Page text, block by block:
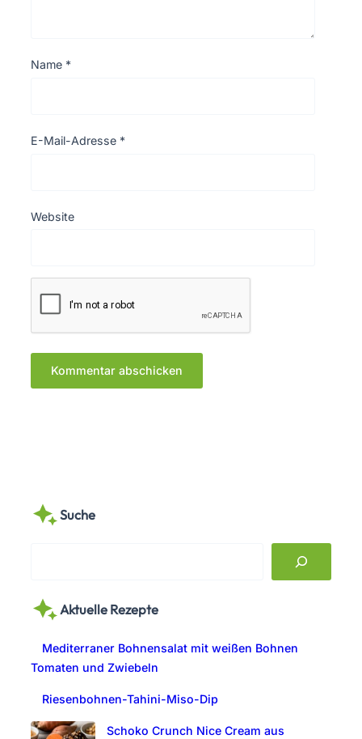
Name *
E-Mail-Adresse *
Website
Suche
r
Aktuelle Rezepte
Mediterraner Bohnensalat mit weißen Bohnen
Tomaten und Zwiebeln
Riesenbohnen-Tahini-Miso-Dip
Schoko Crunch Nice Cream aus